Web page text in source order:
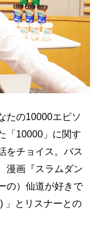
たの10000エピソ
「10000」に関す
をチョイス。バス
漫画『スラムダン
の）仙道が好きで
」とリスナーとの